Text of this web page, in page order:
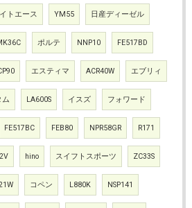
トエース YM55 日産ディーゼル
ポルテ NNP10 FE517BD
エスティマ ACR40W エブリィ
ム LA600S イスズ フォワード
FE517BC FEB80 NPR58GR R171
hino スイフトスポーツ ZC33S
コペン L880K NSP141